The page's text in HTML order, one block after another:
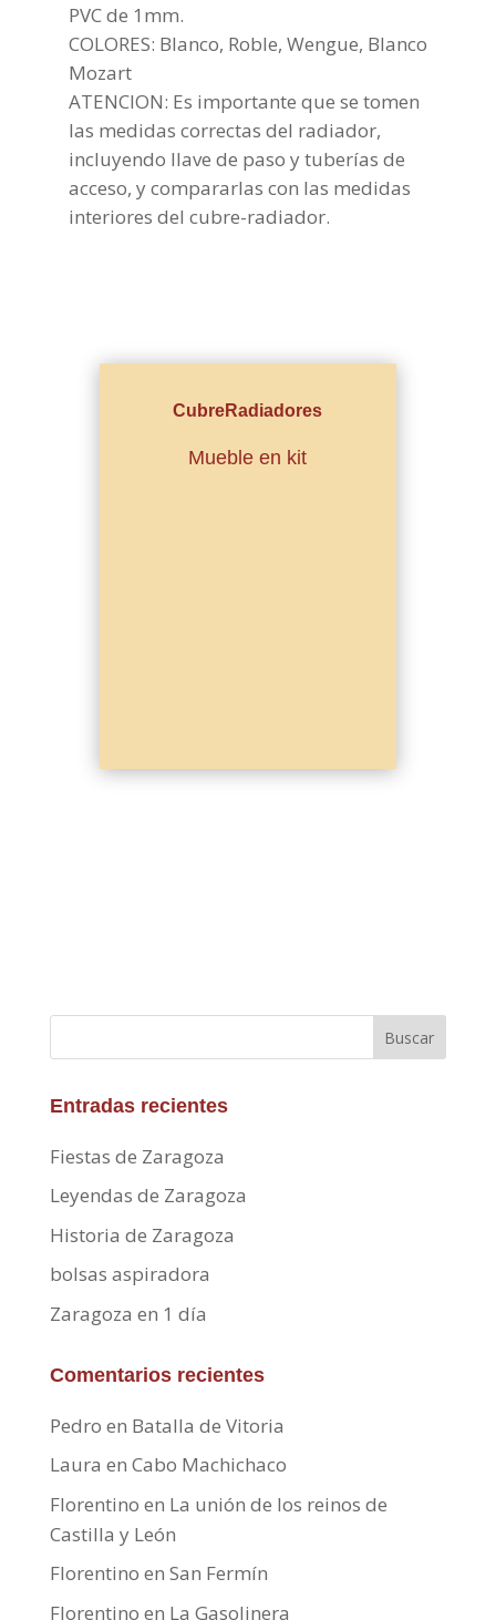
PVC de 1mm.
COLORES: Blanco, Roble, Wengue, Blanco
Mozart
ATENCION: Es importante que se tomen
las medidas correctas del radiador,
incluyendo llave de paso y tuberías de
acceso, y compararlas con las medidas
interiores del cubre-radiador.
CubreRadiadores
Mueble en kit
Buscar
Entradas recientes
Fiestas de Zaragoza
Leyendas de Zaragoza
Historia de Zaragoza
bolsas aspiradora
Zaragoza en 1 día
Comentarios recientes
Pedro en Batalla de Vitoria
Laura en Cabo Machichaco
Florentino en La unión de los reinos de
Castilla y León
Florentino en San Fermín
Florentino en La Gasolinera